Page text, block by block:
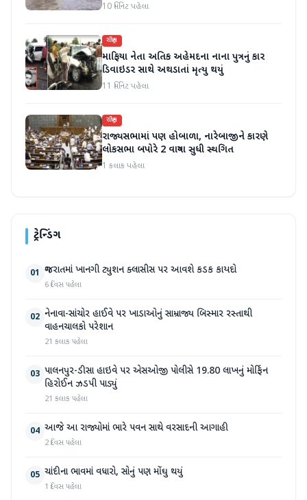
10 મિનિટ પહેલા
રાષ્ટ્રીય
માફિયા નેતા અતિક અહેમદના નાના પુત્રનું કાર
ડિવાઇડર સાથે અથડાતાં મૃત્યુ થયું
11 મિનિટ પહેલા
રાષ્ટ્રીય
રાજ્યસભામાં પણ હોબાળા, નારેબાજીને કારણે
લોકસભા બપોરે 2 વાગ્યા સુધી સ્થગિત
1 કલાક પહેલા
ટ્રેન્ડિંગ
01 ગુજરાતમાં ખાનગી ટ્યુશન ક્લાસીસ પર આવશે કડક કાયદો
6 દિવસ પહેલા
02 નેનાવા-સાંચોર હાઈવે પર ખાડાઓનું સામ્રાજ્ય બિસ્માર રસ્તાથી
વાહનચાલકો પરેશાન
21 કલાક પહેલા
03 પાલનપુર-ડીસા હાઇવે પર એસઓજી પોલીસે 19.80 લાખનું મોર્ફિન
હિરોઈન ઝડપી પાડ્યું
21 કલાક પહેલા
04 આજે આ રાજ્યોમાં ભારે પવન સાથે વરસાદની આગાહી
2 દિવસ પહેલા
05 ચાંદીના ભાવમાં વધારો, સોનું પણ મોંઘુ થયું
1 દિવસ પહેલા